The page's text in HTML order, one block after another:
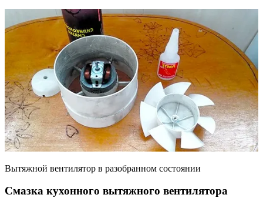
Вытяжной вентилятор в разобранном состоянии
Смазка кухонного вытяжного вентилятора